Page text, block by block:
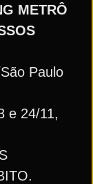
METRÔ
Paulo
e 24/11,